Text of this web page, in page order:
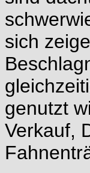
sich
genutzt
Verkauf,